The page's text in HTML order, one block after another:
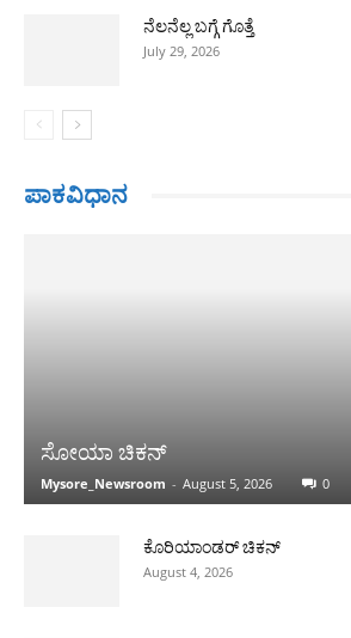
ನೆಲನೆಲ್ಲ ಬಗ್ಗೆ ಗೊತ್ತೆ
July 29, 2026
ಪಾಕವಿಧಾನ
ಸೋಯಾ ಚಿಕನ್
Mysore_Newsroom - August 5, 2026 0
ಕೊರಿಯಾಂಡರ್ ಚಿಕನ್
August 4, 2026